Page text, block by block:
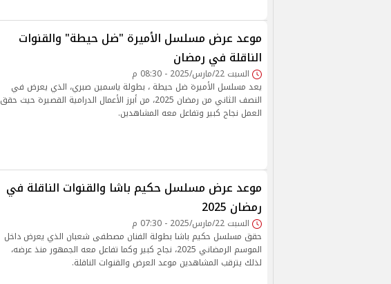
موعد عرض مسلسل الأميرة "ضل حيطة" والقنوات
الناقلة في رمضان
السبت 22/مارس/2025 - 08:30 م
يعد مسلسل الأميرة ضل حيطة ، بطولة ياسمين صبري، الذي يعرض في
النصف الثاني من رمضان 2025، من أبرز الأعمال الدرامية القصيرة حيث حقق
العمل نجاح كبير وتفاعل معه المشاهدين.
موعد عرض مسلسل حكيم باشا والقنوات الناقلة في
رمضان 2025
السبت 22/مارس/2025 - 07:30 م
حقق مسلسل حكيم باشا بطولة الفنان مصطفى شعبان الذي يعرض داخل
الموسم الرمضاني 2025، نجاح كبير وكما تفاعل معه الجمهور منذ عرضه،
لذلك يترقب المشاهدين موعد العرض والقنوات الناقلة.